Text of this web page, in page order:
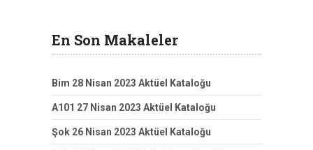
En Son Makaleler
Bim 28 Nisan 2023 Aktüel Kataloğu
A101 27 Nisan 2023 Aktüel Kataloğu
Şok 26 Nisan 2023 Aktüel Kataloğu